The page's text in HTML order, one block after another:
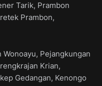
Tarik, Prambon
Prambon,
Pejangkungan
Krian,
Gedangan, Kenongo